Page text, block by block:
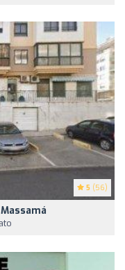
5 (56)